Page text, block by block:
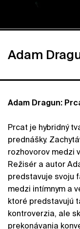
Adam
Adam Dragun:
Prcat je hybridný
prednášky.
rozhovorov medzi
Režisér a autor
predstavuje svoju
medzi intímnym a
ktoré predstavujú
kontroverzia, ale
prekonávania